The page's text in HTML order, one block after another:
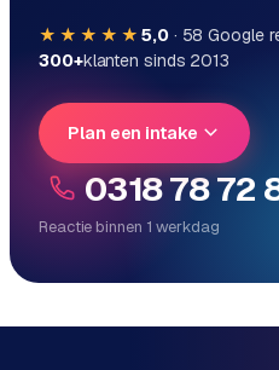
★★★★★ 5,0· 58 Google
300+klanten sinds 2013
Plan een intake
0318 78 72
Reactie binnen 1 werkdag
Direct persoonlijk contact,